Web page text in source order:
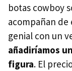
botas cowboy
acompañan de
genial con un
añadiríamos
figura. El